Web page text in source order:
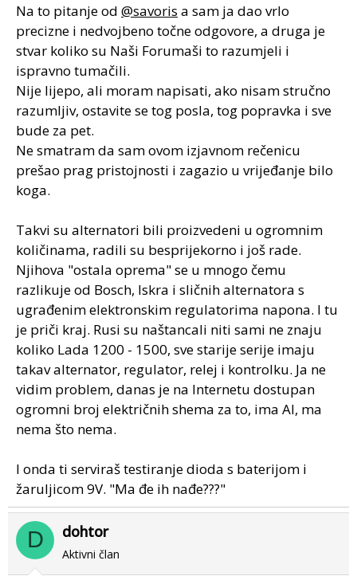
Na to pitanje od @savoris a sam ja dao vrlo
precizne i nedvojbeno točne odgovore, a druga je
stvar koliko su Naši Forumaši to razumjeli i
ispravno tumačili.
Nije lijepo, ali moram napisati, ako nisam stručno
razumljiv, ostavite se tog posla, tog popravka i sve
bude za pet.
Ne smatram da sam ovom izjavnom rečenicu
prešao prag pristojnosti i zagazio u vrijeđanje bilo
koga.
Takvi su alternatori bili proizvedeni u ogromnim
količinama, radili su besprijekorno i još rade.
Njihova "ostala oprema" se u mnogo čemu
razlikuje od Bosch, Iskra i sličnih alternatora s
ugrađenim elektronskim regulatorima napona. I tu
je priči kraj. Rusi su naštancali niti sami ne znaju
koliko Lada 1200 - 1500, sve starije serije imaju
takav alternator, regulator, relej i kontrolku. Ja ne
vidim problem, danas je na Internetu dostupan
ogromni broj električnih shema za to, ima AI, ma
nema što nema.
I onda ti serviraš testiranje dioda s baterijom i
žaruljicom 9V. "Ma đe ih nađe???"
D dohtor
Aktivni član